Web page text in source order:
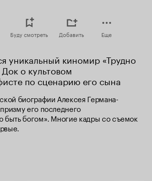
Буду смотреть Добавить Еще
уникальный киномир «Трудно
о культовом
по сценарию его сына
биографии Алексея Германа-
его последнего
быть богом». Многие кадры со съемок